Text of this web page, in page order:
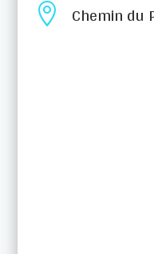
 Chemin du